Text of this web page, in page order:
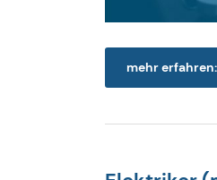
mehr erfahren: